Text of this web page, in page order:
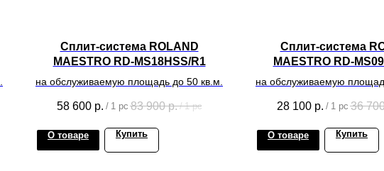
Сплит-система ROLAND
MAESTRO RD-MS18HSS/R1
на обслуживаемую площадь до 50 кв.м.
58 600 р. / 1 pc 83 900 р. / 1 pc
О товаре Купить
Сплит-система
MAESTRO RD-
на обслуживаемую
28 100 р. / 1 pc 36
О товаре Купить